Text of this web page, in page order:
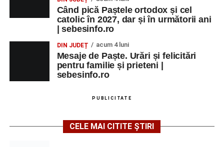
Când pică Paștele ortodox și cel
catolic în 2027, dar și în următorii ani
| sebesinfo.ro
DIN JUDEȚ acum 4 luni
Mesaje de Paște. Urări și felicitări
pentru familie și prieteni |
sebesinfo.ro
PUBLICITATE
CELE MAI CITITE ȘTIRI